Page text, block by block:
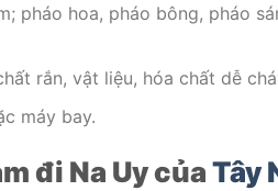
pháo hoa, pháo bông, pháo
rắn, vật liệu, hóa chất dễ
máy bay.
đi Na Uy củaTây